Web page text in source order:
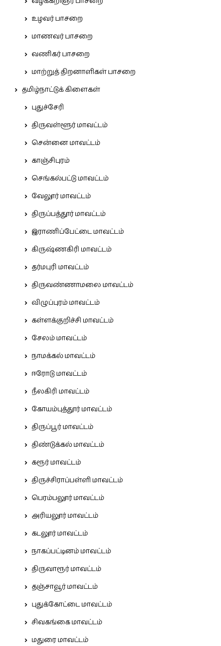
உழவர் பாசறை
மாணவர் பாசறை
வணிகர் பாசறை
மாற்றுத் திறனாளிகள் பாசறை
தமிழ்நாட்டுக் கிளைகள்
புதுச்சேரி
திருவள்ளூர் மாவட்டம்
சென்னை மாவட்டம்
காஞ்சிபுரம்
செங்கல்பட்டு மாவட்டம்
வேலூர் மாவட்டம்
திருப்பத்தூர் மாவட்டம்
இராணிப்பேட்டை மாவட்டம்
கிருஷ்ணகிரி மாவட்டம்
தர்மபுரி மாவட்டம்
திருவண்ணாமலை மாவட்டம்
விழுப்புரம் மாவட்டம்
கள்ளக்குறிச்சி மாவட்டம்
சேலம் மாவட்டம்
நாமக்கல் மாவட்டம்
ஈரோடு மாவட்டம்
நீலகிரி மாவட்டம்
கோயம்புத்தூர் மாவட்டம்
திருப்பூர் மாவட்டம்
திண்டுக்கல் மாவட்டம்
கரூர் மாவட்டம்
திருச்சிராப்பள்ளி மாவட்டம்
பெரம்பலூர் மாவட்டம்
அரியலூர் மாவட்டம்
கடலூர் மாவட்டம்
நாகப்பட்டினம் மாவட்டம்
திருவாரூர் மாவட்டம்
தஞ்சாவூர் மாவட்டம்
புதுக்கோட்டை மாவட்டம்
சிவகங்கை மாவட்டம்
மதுரை மாவட்டம்